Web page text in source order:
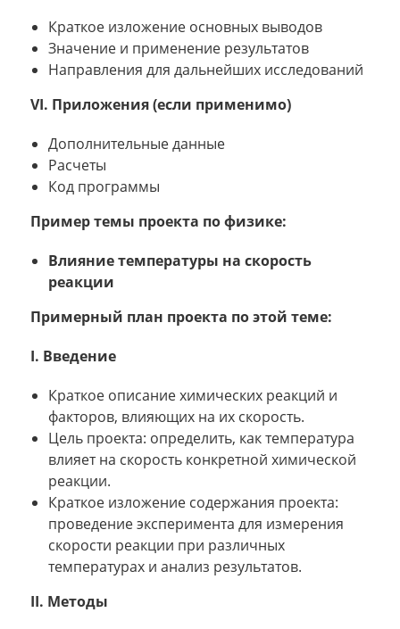
Краткое изложение основных выводов
Значение и применение результатов
Направления для дальнейших исследований
VI. Приложения (если применимо)
Дополнительные данные
Расчеты
Код программы
Пример темы проекта по физике:
Влияние температуры на скорость
реакции
Примерный план проекта по этой теме:
I. Введение
Краткое описание химических реакций и
факторов, влияющих на их скорость.
Цель проекта: определить, как температура
влияет на скорость конкретной химической
реакции.
Краткое изложение содержания проекта:
проведение эксперимента для измерения
скорости реакции при различных
температурах и анализ результатов.
II. Методы